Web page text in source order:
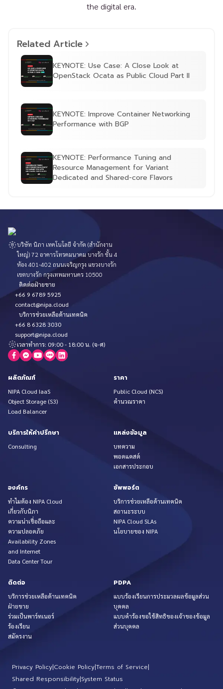
the digital era.
Related Article
KEYNOTE: Use Case: A Close Look at
OpenStack Ocata as Public Cloud Part II
KEYNOTE: Improve Container Networking
Performance with BGP
KEYNOTE: Performance Tuning and
Resource Management for Variant
Dedicated and Shared-core Flavors
บริษัท นิภา เทคโนโลยี จำกัด (สำนักงาน
ใหญ่) 72 อาคารโทรคมนาคม บางรัก ชั้น 4
ห้อง 401-402 ถนนเจริญกรุง แขวงบางรัก
เขตบางรัก กรุงเทพมหานคร 10500
ติดต่อฝ่ายขาย
+66 9 6789 5925
contact@nipa.cloud
บริการช่วยเหลือด้านเทคนิค
+66 8 6328 3030
support@nipa.cloud
เวลาทำการ: 09:00 - 18:00 น. (จ-ศ)
ผลิตภัณฑ์
NIPA Cloud IaaS
Object Storage (S3)
Load Balancer
ราคา
Public Cloud (NCS)
คำนวณราคา
บริการให้คำปรึกษา
Consulting
แหล่งข้อมูล
บทความ
พอดแคสต์
เอกสารประกอบ
องค์กร
ทำไมต้อง NIPA Cloud
เกี่ยวกับนิภา
ความน่าเชื่อถือและ
ความปลอดภัย
Availability Zones
and Internet
Data Center Tour
ซัพพอร์ต
บริการช่วยเหลือด้านเทคนิค
สถานะระบบ
NIPA Cloud SLAs
นโยบายของ NIPA
ติดต่อ
บริการช่วยเหลือด้านเทคนิค
ฝ่ายขาย
ร่วมเป็นพาร์ทเนอร์
ร้องเรียน
สมัครงาน
PDPA
แบบร้องเรียนการประมวลผลข้อมูลส่วน
บุคคล
แบบคำร้องขอใช้สิทธิของเจ้าของข้อมูล
ส่วนบุคคล
Privacy Policy|Cookie Policy|Terms of Service|
Shared Responsibility|System Status